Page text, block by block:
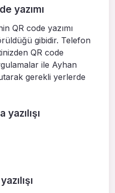
yazımı
QR code yazımı
gibidir. Telefon
QR code
ile Ayhan
gerekli yerlerde